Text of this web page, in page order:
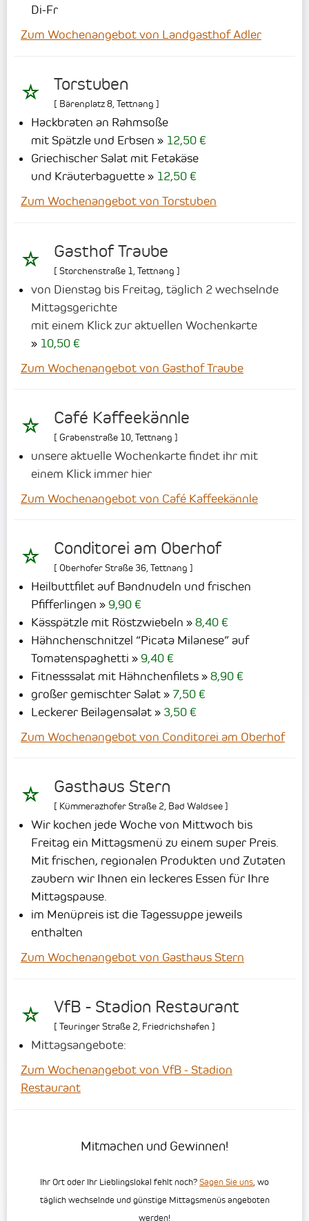
Di-Fr
Zum Wochenangebot von Landgasthof Adler
Torstuben
[ Bärenplatz 8,Tettnang ]
Hackbraten an Rahmsoße
mit Spätzle und Erbsen
12,50 €
Griechischer Salat mit Fetakäse
und Kräuterbaguette
12,50 €
Zum Wochenangebot von Torstuben
Gasthof Traube
[ Storchenstraße 1 Tettnang ]
von Dienstag bis Freitag, täglich 2 wechselnde
Mittagsgerichte
mit einem Klick zur aktuellen Wochenkarte
10,50 €
Zum Wochenangebot von Gasthof Traube
Café Kaffeekännle
[ Grabenstraße 10 Tettnang ]
unsere aktuelle Wochenkarte findet ihr mit
einem Klick immer hier
Zum Wochenangebot von Café Kaffeekännle
Conditorei am Oberhof
[ Oberhofer Straße 36 Tettnang ]
Heilbuttfilet auf Bandnudeln und frischen
Pfifferlingen
9,90 €
Kässpätzle mit Röstzwiebeln
8,40 €
Hähnchenschnitzel “Picata Milanese” auf
Tomatenspaghetti
9,40 €
Fitnesssalat mit Hähnchenfilets
8,90 €
großer gemischter Salat
7,50 €
Leckerer Beilagensalat
3,50 €
Zum Wochenangebot von Conditorei am Oberhof
Gasthaus Stern
[ Kümmerazhofer Straße 2 Bad Waldsee]
Wir kochen jede Woche von Mittwoch bis
Freitag ein Mittagsmenü zu einem super Preis.
Mit frischen, regionalen Produkten und Zutaten
zaubern wir Ihnen ein leckeres Essen für Ihre
Mittagspause.
im Menüpreis ist die Tagessuppe jeweils
enthalten
Zum Wochenangebot von Gasthaus Stern
VfB - Stadion Restaurant
[ Teuringer Straße 2, Friedrichshafen ]
Mittagsangebote:
Zum Wochenangebot von VfB - Stadion
Restaurant
Mitmachen und Gewinnen!
Ihr Ort oder Ihr Lieblingslokal fehlt noch? Sagen Sie uns , wo
täglich wechselnde und günstige Mittagsmenüs angeboten
werden!